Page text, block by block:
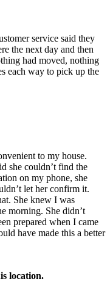
service said they
the next day and then
had moved, nothing
each way to pick up the
to my house.
she couldn’t find the
on my phone, she
let her confirm it.
She knew I was
morning. She didn’t
prepared when I came
have made this a better
location.